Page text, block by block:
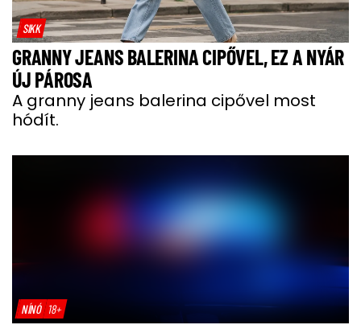
SIKK
GRANNY JEANS BALERINA CIPŐVEL, EZ A NYÁR
ÚJ PÁROSA
A granny jeans balerina cipővel most
hódít.
NÍNÓ 18+